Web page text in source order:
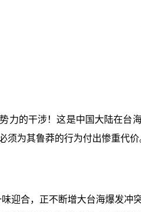
力的干涉！这是中国大陆在台
为其鲁莽的行为付出惨重代价
迎合，正不断增大台海爆发冲